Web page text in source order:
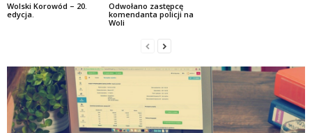
Wolski Korowód – 20.
edycja.
Odwołano zastępcę
komendanta policji na
Woli